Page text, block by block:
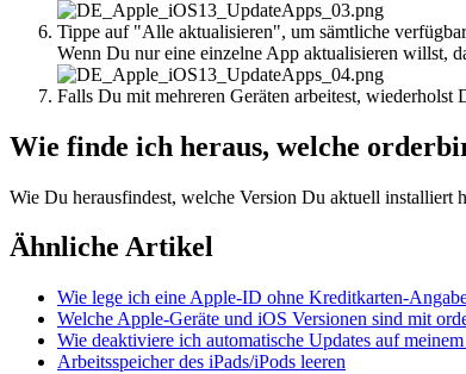
Tippe auf "Alle aktualisieren", um sämtliche
Wenn Du nur eine einzelne App aktualisieren willst,
Falls Du mit mehreren Geräten arbeitest,
Wie finde ich heraus, welche
Wie Du herausfindest, welche Version Du aktuell installiert
Ähnliche Artikel
Wie lege ich eine Apple-ID ohne Kreditkarten-
Welche Apple-Geräte und iOS Versionen sind mit
Wie deaktiviere ich automatische Updates auf
Arbeitsspeicher des iPads/iPods leeren